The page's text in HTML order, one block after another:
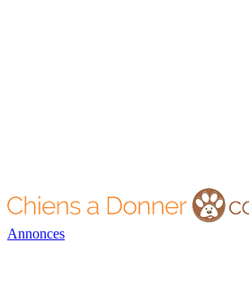
Annonces